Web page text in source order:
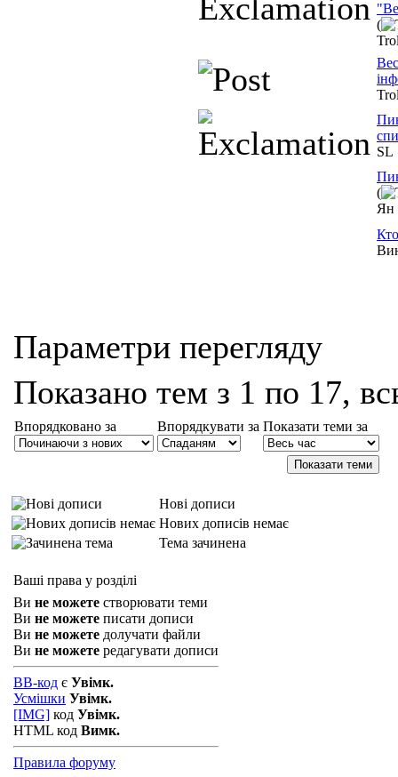
(
SL
(
Ян
Параметри перегляду
Показано тем з 1 по 17,
Впорядковано за Впорядкувати за Показати теми за
Нові дописи
Нових дописів немає
Тема зачинена
Ваші права у розділі
Ви не можете створювати теми
Ви не можете писати дописи
Ви не можете долучати файли
Ви не можете редагувати дописи
BB-код є Увімк.
Усмішки Увімк.
[IMG] код Увімк.
HTML код Вимк.
Правила форуму